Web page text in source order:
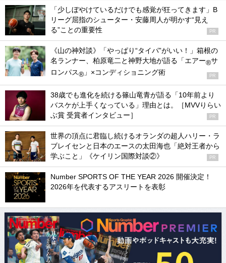
「少しぼやけているだけでも感覚が狂ってきます」B
リーグ屈指のシューター・安藤周人が明かす“見え
る”ことの重要性
PR
《山の神対談》「やっぱり“タイパ”がいい！」箱根の
名ランナー、柏原竜二と神野大地が語る「エアー®サ
ロンパス® 」×コンディショニング術 PR
38歳でも進化を続ける篠山竜青が語る「10年前より
バスケが上手くなっている」理由とは。［MVVりらい
ぶ賞 受賞者インタビュー］
PR
世界の頂点に君臨し続けるオランダの超人ハリー・ラ
ブレイセンと日本のエースの太田海也「絶対王者から
学ぶこと」《ケイリン国際対談②》
PR
Number SPORTS OF THE YEAR 2026 開催決定！
2026年を代表するアスリートを表彰